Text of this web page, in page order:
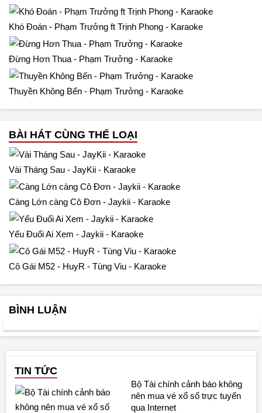
Khó Đoán - Phạm Trưởng ft Trịnh Phong - Karaoke
Đừng Hơn Thua - Phạm Trưởng - Karaoke
Thuyền Không Bến - Phạm Trưởng - Karaoke
BÀI HÁT CÙNG THỂ LOẠI
Vài Tháng Sau - JayKii - Karaoke
Càng Lớn càng Cô Đơn - Jaykii - Karaoke
Yếu Đuối Ai Xem - Jaykii - Karaoke
Cô Gái M52 - HuyR - Tùng Viu - Karaoke
BÌNH LUẬN
TIN TỨC
Bộ Tài chính cảnh báo không
nên mua vé xổ số trực tuyến
qua Internet